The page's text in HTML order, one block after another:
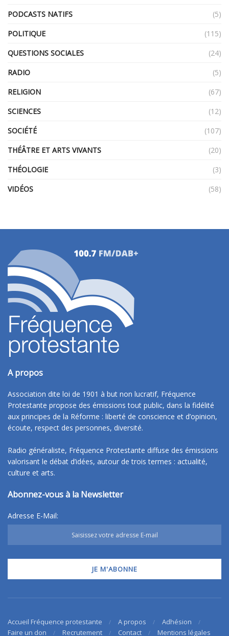
PODCASTS NATIFS
(5)
POLITIQUE
(115)
QUESTIONS SOCIALES
(24)
RADIO
(5)
RELIGION
(67)
SCIENCES
(12)
SOCIÉTÉ
(107)
THÉÂTRE ET ARTS VIVANTS
(20)
THÉOLOGIE
(3)
VIDÉOS
(58)
A propos
Association dite loi de 1901 à but non lucratif, Fréquence
Protestante propose des émissions tout public, dans la fidélité
aux principes de la Réforme : liberté de conscience et d’opinion,
écoute, respect des personnes, diversité.
Radio généraliste, Fréquence Protestante diffuse des émissions
valorisant le débat d’idées, autour de trois termes : actualité,
culture et arts.
Abonnez-vous à la Newsletter
Adresse E-Mail:
Accueil Fréquence protestante A propos
Adhésion
Faire un don
Recrutement Contact Mentions légales